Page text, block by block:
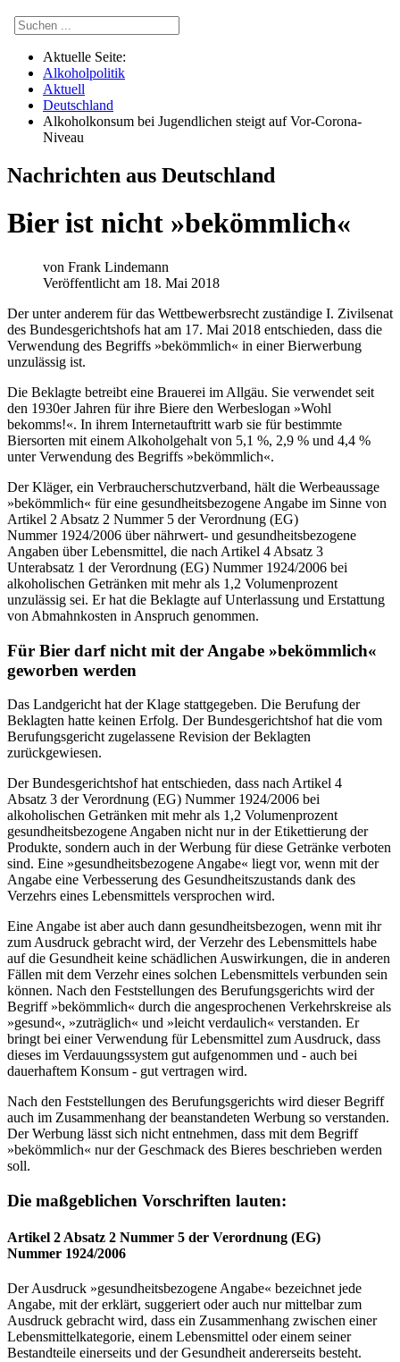
Aktuelle Seite:
Alkoholpolitik
Aktuell
Deutschland
Alkoholkonsum bei Jugendlichen steigt auf Vor-Corona-
Niveau
Nachrichten aus Deutschland
Bier ist nicht »bekömmlich«
von Frank Lindemann
Veröffentlicht am 18. Mai 2018
Der unter anderem für das Wettbewerbsrecht zuständige I. Zivilsenat
des Bundesgerichtshofs hat am 17. Mai 2018 entschieden, dass die
Verwendung des Begriffs »bekömmlich« in einer Bierwerbung
unzulässig ist.
Die Beklagte betreibt eine Brauerei im Allgäu. Sie verwendet seit
den 1930er Jahren für ihre Biere den Werbeslogan »Wohl
bekomms!«. In ihrem Internetauftritt warb sie für bestimmte
Biersorten mit einem Alkoholgehalt von 5,1 %, 2,9 % und 4,4 %
unter Verwendung des Begriffs »bekömmlich«.
Der Kläger, ein Verbraucherschutzverband, hält die Werbeaussage
»bekömmlich« für eine gesundheitsbezogene Angabe im Sinne von
Artikel 2 Absatz 2 Nummer 5 der Verordnung (EG)
Nummer 1924/2006 über nährwert- und gesundheitsbezogene
Angaben über Lebensmittel, die nach Artikel 4 Absatz 3
Unterabsatz 1 der Verordnung (EG) Nummer 1924/2006 bei
alkoholischen Getränken mit mehr als 1,2 Volumenprozent
unzulässig sei. Er hat die Beklagte auf Unterlassung und Erstattung
von Abmahnkosten in Anspruch genommen.
Für Bier darf nicht mit der Angabe »bekömmlich«
geworben werden
Das Landgericht hat der Klage stattgegeben. Die Berufung der
Beklagten hatte keinen Erfolg. Der Bundesgerichtshof hat die vom
Berufungsgericht zugelassene Revision der Beklagten
zurückgewiesen.
Der Bundesgerichtshof hat entschieden, dass nach Artikel 4
Absatz 3 der Verordnung (EG) Nummer 1924/2006 bei
alkoholischen Getränken mit mehr als 1,2 Volumenprozent
gesundheitsbezogene Angaben nicht nur in der Etikettierung der
Produkte, sondern auch in der Werbung für diese Getränke verboten
sind. Eine »gesundheitsbezogene Angabe« liegt vor, wenn mit der
Angabe eine Verbesserung des Gesundheitszustands dank des
Verzehrs eines Lebensmittels versprochen wird.
Eine Angabe ist aber auch dann gesundheitsbezogen, wenn mit ihr
zum Ausdruck gebracht wird, der Verzehr des Lebensmittels habe
auf die Gesundheit keine schädlichen Auswirkungen, die in anderen
Fällen mit dem Verzehr eines solchen Lebensmittels verbunden sein
können. Nach den Feststellungen des Berufungsgerichts wird der
Begriff »bekömmlich« durch die angesprochenen Verkehrskreise als
»gesund«, »zuträglich« und »leicht verdaulich« verstanden. Er
bringt bei einer Verwendung für Lebensmittel zum Ausdruck, dass
dieses im Verdauungssystem gut aufgenommen und ‑ auch bei
dauerhaftem Konsum - gut vertragen wird.
Nach den Feststellungen des Berufungsgerichts wird dieser Begriff
auch im Zusammenhang der beanstandeten Werbung so verstanden.
Der Werbung lässt sich nicht entnehmen, dass mit dem Begriff
»bekömmlich« nur der Geschmack des Bieres beschrieben werden
soll.
Die maßgeblichen Vorschriften lauten:
Artikel 2 Absatz 2 Nummer 5 der Verordnung (EG)
Nummer 1924/2006
Der Ausdruck »gesundheitsbezogene Angabe« bezeichnet jede
Angabe, mit der erklärt, suggeriert oder auch nur mittelbar zum
Ausdruck gebracht wird, dass ein Zusammenhang zwischen einer
Lebensmittelkategorie, einem Lebensmittel oder einem seiner
Bestandteile einerseits und der Gesundheit andererseits besteht.